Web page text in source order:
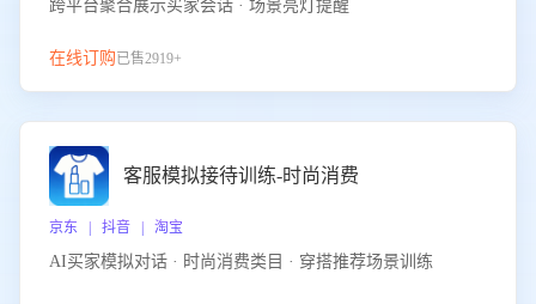
跨平台聚合展示买家会话 · 场景亮灯提醒
在线订购已售2919+
客服模拟接待训练-时尚消费
京东 | 抖音 | 淘宝
AI买家模拟对话 · 时尚消费类目 · 穿搭推荐场景训练